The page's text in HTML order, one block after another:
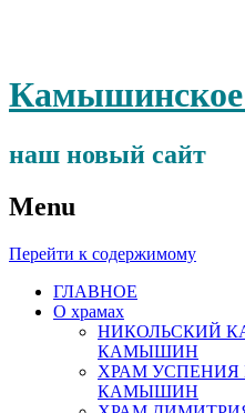
Камышинское
наш новый сайт
Menu
Перейти к содержимому
ГЛАВНОЕ
О храмах
НИКОЛЬСКИЙ
КАМЫШИН
ХРАМ УСПЕНИЯ
КАМЫШИН